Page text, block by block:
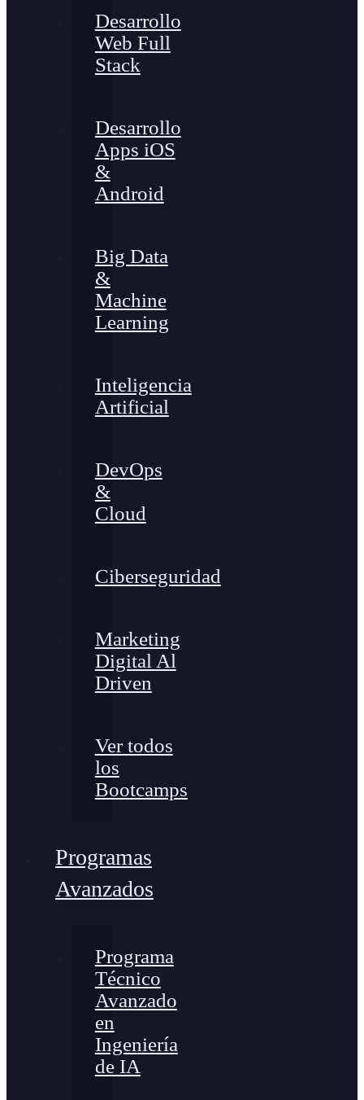
Desarrollo
Web Full
Stack
Desarrollo
Apps iOS
&
Android
Big Data
&
Machine
Learning
Inteligencia
Artificial
DevOps
&
Cloud
Ciberseguridad
Marketing
Digital Al
Driven
Ver todos
los
Bootcamps
Programas
Avanzados
Programa
Técnico
Avanzado
en
Ingeniería
de IA